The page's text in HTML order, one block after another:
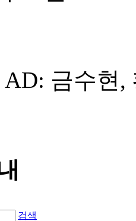
금수현
검색